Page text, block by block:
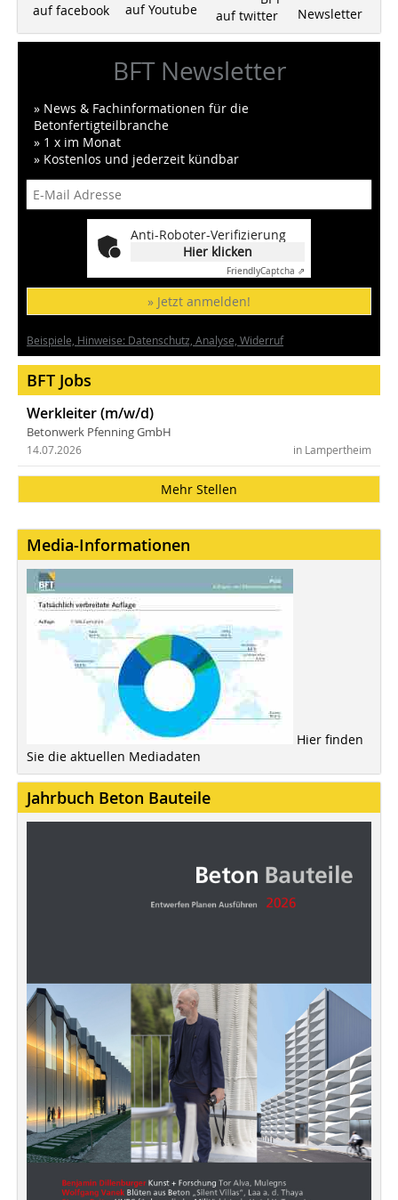
auf facebook
auf Youtube
auf twitter
Newsletter
BFT Newsletter
» News & Fachinformationen für die
Betonfertigteilbranche
» 1 x im Monat
» Kostenlos und jederzeit kündbar
Anti-Roboter-Verifizierung
Hier klicken
FriendlyCaptcha ⇗
» Jetzt anmelden!
Beispiele, Hinweise: Datenschutz, Analyse, Widerruf
BFT Jobs
Werkleiter (m/w/d)
Betonwerk Pfenning GmbH
in Lampertheim
14.07.2026
Mehr Stellen
Media-Informationen
Hier finden
Sie die aktuellen Mediadaten
Jahrbuch Beton Bauteile